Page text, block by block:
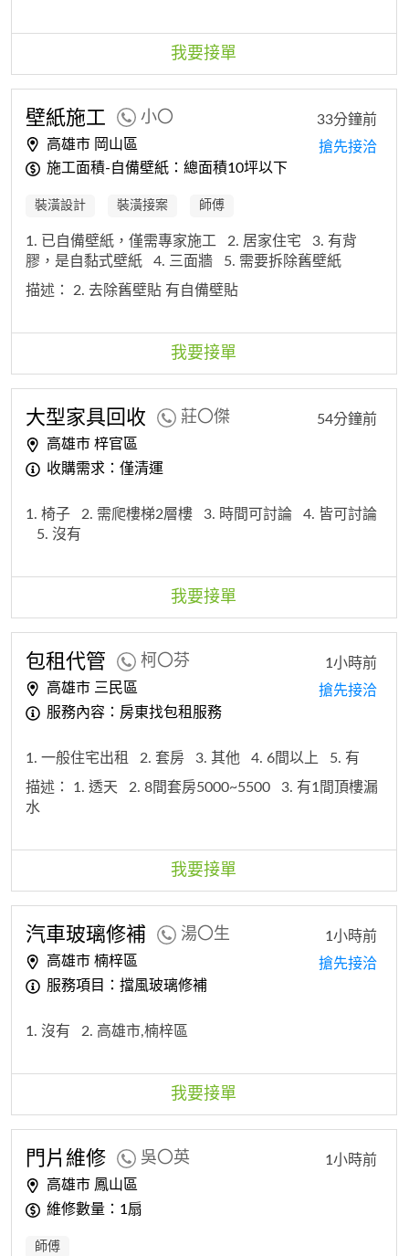
件需要拆跟組） 4. 3樓搬下，電梯上樓
我要接單
壁紙施工 小〇
高雄市 岡山區
施工面積-自備壁紙：總面積10坪以下
33分鐘前
搶先接洽
裝潢設計 裝潢接案 師傅
1. 已自備壁紙，僅需專家施工 2. 居家住宅
3. 有背
膠，是自黏式壁紙
4. 三面牆
5. 需要拆除舊壁紙
描述：2. 去除舊壁貼 有自備壁貼
我要接單
大型家具回收 莊〇傑
高雄市 梓官區
收購需求：僅清運
54分鐘前
1. 椅子 2. 需爬樓梯2層樓 3. 時間可討論
4. 皆可討論
5. 沒有
我要接單
包租代管 柯〇芬
高雄市 三民區
服務內容：房東找包租服務
1小時前
搶先接洽
1. 一般住宅出租 2. 套房 3. 其他 4. 6間以上
5. 有
描述： 1. 透天 2. 8間套房5000~5500
3. 有1間頂樓漏
水
我要接單
汽車玻璃修補 湯〇生
高雄市 楠梓區
服務項目：擋風玻璃修補
1小時前
搶先接洽
1. 沒有 2. 高雄市,楠梓區
我要接單
門片維修 吳〇英
高雄市 鳳山區
維修數量：1扇
1小時前
師傅